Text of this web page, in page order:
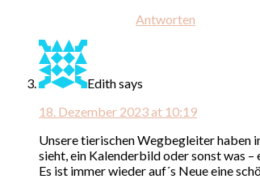
Antworten
Edithsays
18. Dezember 2023 at 10:19
Unsere tierischen Wegbegleiter haben
sieht, ein Kalenderbild oder sonst was
Es ist immer wieder auf´s Neue eine